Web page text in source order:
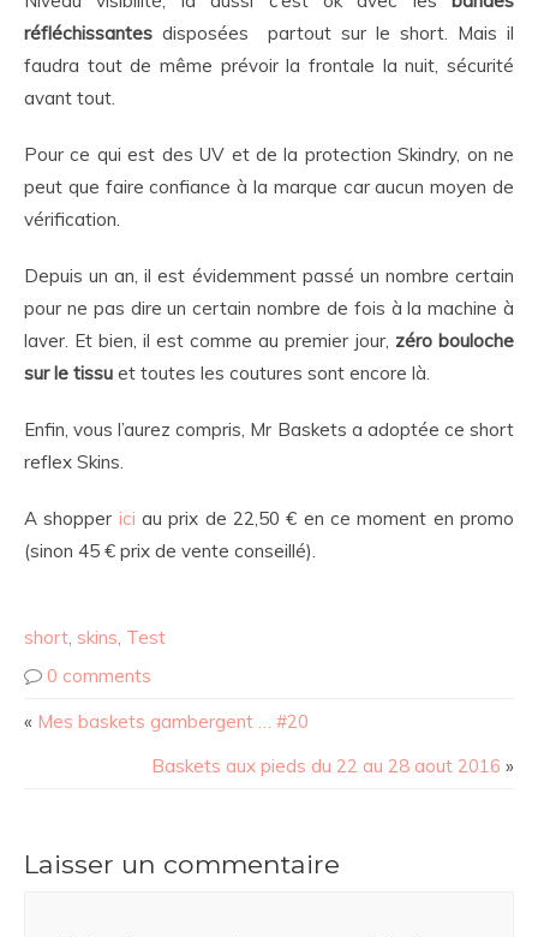
réfléchissantes disposées partout sur le short. Mais il
faudra tout de même prévoir la frontale la nuit, sécurité
avant tout.
Pour ce qui est des UV et de la protection Skindry, on ne
peut que faire confiance à la marque car aucun moyen de
vérification.
Depuis un an, il est évidemment passé un nombre certain
pour ne pas dire un certain nombre de fois à la machine à
laver. Et bien, il est comme au premier jour, zéro bouloche
sur le tissu et toutes les coutures sont encore là.
Enfin, vous l’aurez compris, Mr Baskets a adoptée ce short
reflex Skins.
A shopper ici au prix de 22,50 € en ce moment en promo
(sinon 45 € prix de vente conseillé).
short, skins, Test
0 comments
« Mes baskets gambergent … #20
Baskets aux pieds du 22 au 28 aout 2016 »
Laisser un commentaire